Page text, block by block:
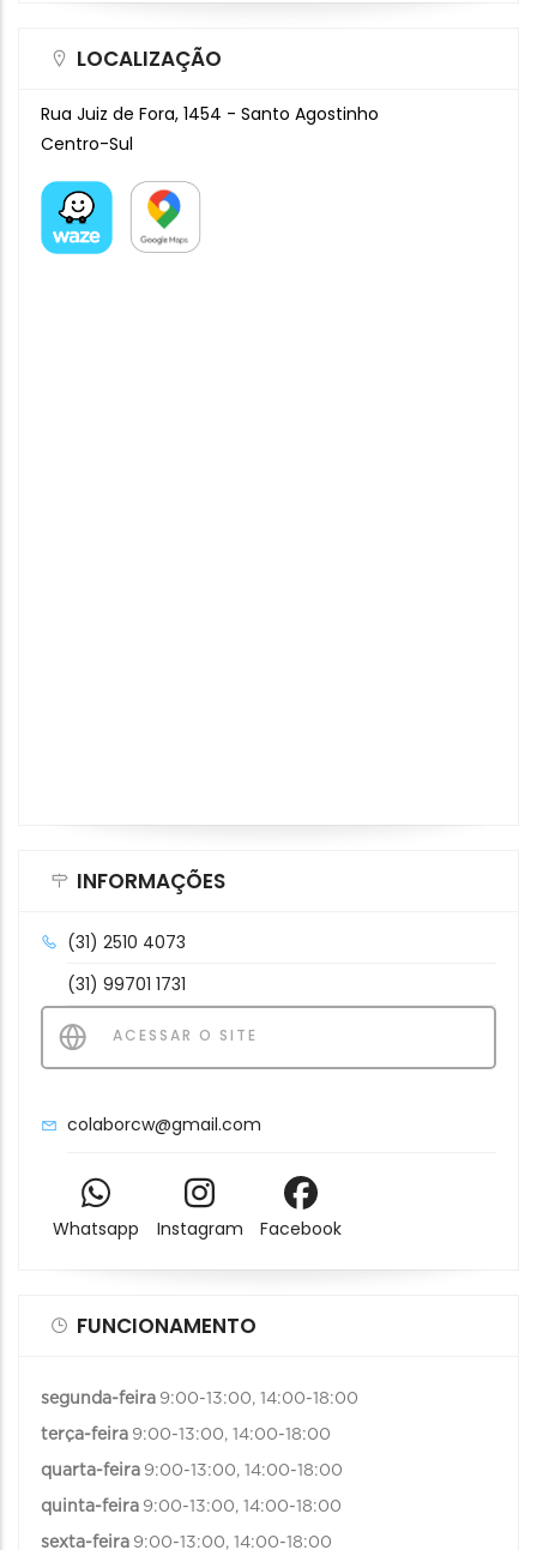
LOCALIZAÇÃO
Rua Juiz de Fora, 1454 - Santo Agostinho
Centro-Sul
INFORMAÇÕES
(31) 2510 4073
(31) 99701 1731
ACESSAR O SITE
colaborcw@gmail.com
Whatsapp Instagram Facebook
FUNCIONAMENTO
segunda-feira 9:00-13:00, 14:00-18:00
terça-feira 9:00-13:00, 14:00-18:00
quarta-feira 9:00-13:00, 14:00-18:00
quinta-feira 9:00-13:00, 14:00-18:00
sexta-feira 9:00-13:00, 14:00-18:00